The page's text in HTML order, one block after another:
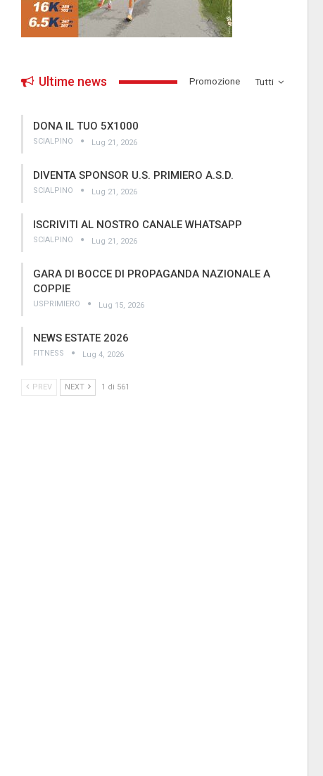
Tutti
Ultime news ­Promozione
DONA IL TUO 5X1000
SCIALPINO Lug 21, 2026
DIVENTA SPONSOR U.S. PRIMIERO A.S.D.
SCIALPINO Lug 21, 2026
ISCRIVITI AL NOSTRO CANALE WHATSAPP
SCIALPINO Lug 21, 2026
GARA DI BOCCE DI PROPAGANDA NAZIONALE A
COPPIE
USPRIMIERO Lug 15, 2026
NEWS ESTATE 2026
FITNESS Lug 4, 2026
PREV NEXT 1 di 561